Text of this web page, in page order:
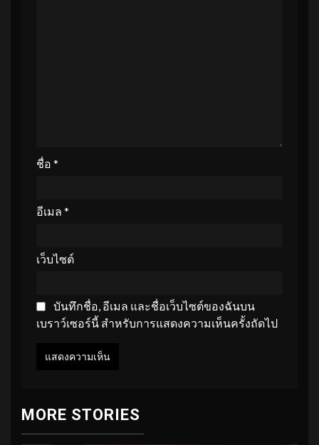
ชื่อ *
อีเมล *
เว็บไซต์
บันทึกชื่อ, อีเมล และชื่อเว็บไซต์ของฉันบน
เบราว์เซอร์นี้ สำหรับการแสดงความเห็นครั้งถัดไป
MORE STORIES